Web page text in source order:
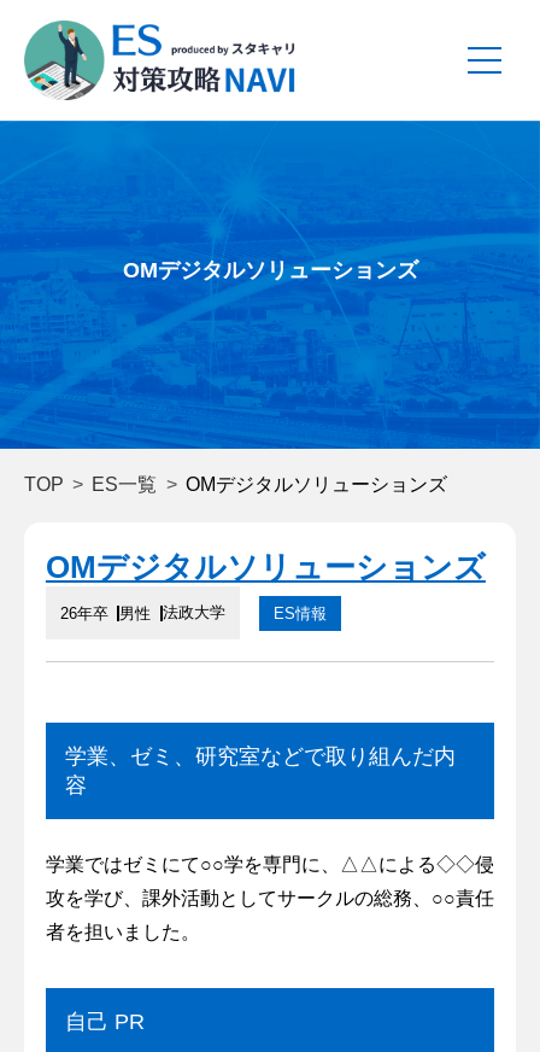
OMデジタルソリューションズ
TOP ES一覧 OMデジタルソリューションズ
OMデジタルソリューションズ
26年卒 男性 法政大学 ES情報
学業、ゼミ、研究室などで取り組んだ内
容
学業ではゼミにて○○学を専門に、△△による◇◇侵
攻を学び、課外活動としてサークルの総務、○○責任
者を担いました。
自己 PR